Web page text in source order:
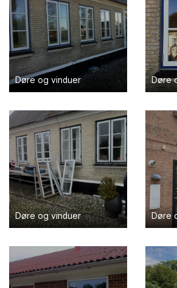
Døre og vinduer Døre
Døre og vinduer Døre